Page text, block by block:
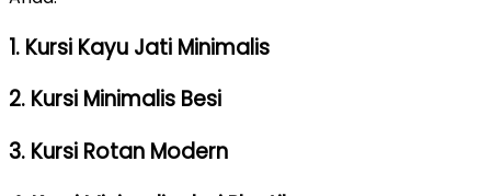
1. Kursi Kayu Jati Minimalis
2. Kursi Minimalis Besi
3. Kursi Rotan Modern